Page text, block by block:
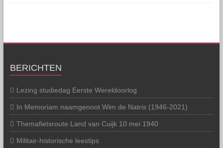
BERICHTEN
Lezing studiedag Eerste Wereldoorlog
In Memoriam naamgenoot Wim de Natris (1946-2021)
Themafietsroute Land van Cuijk 10 mei 1940
Militair-historische leestips